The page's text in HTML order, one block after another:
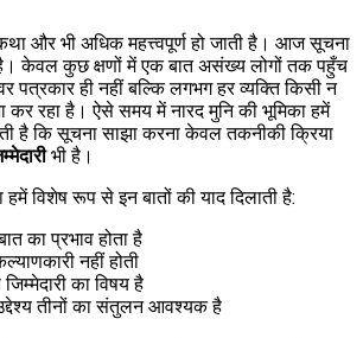
और भी अधिक महत्त्वपूर्ण हो जाती है। आज सूचना
केवल कुछ क्षणों में एक बात असंख्य लोगों तक पहुँच
ही नहीं बल्कि लगभग हर व्यक्ति किसी न
रहा है। ऐसे समय में नारद मुनि की भूमिका हमें
है कि सूचना साझा करना केवल तकनीकी क्रिया
भी है।
विशेष रूप से इन बातों की याद दिलाती है:
का प्रभाव होता है
नहीं होती
का विषय है
तीनों का संतुलन आवश्यक है